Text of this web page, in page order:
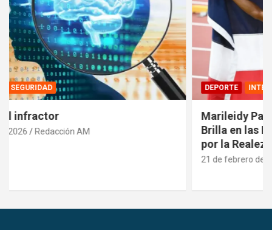
DEPORTE INTERNACIONALES
Marileidy Paulino: Orgullo Dominicano que
Brilla en las Pistas del Mundo y es Reconocida